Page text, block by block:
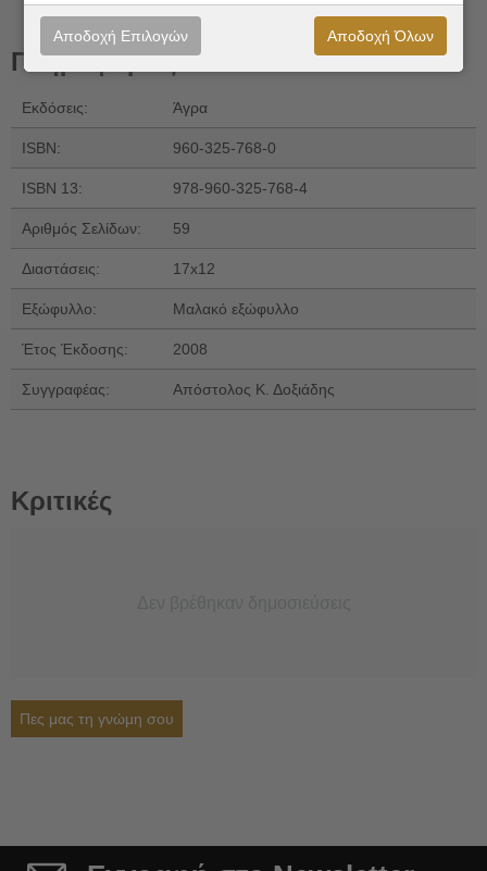
Πληροφορίες
Εκδόσεις: Άγρα
ISBN: 960-325-768-0
ISBN 13: 978-960-325-768-4
Αριθμός Σελίδων: 59
Διαστάσεις: 17x12
Εξώφυλλο: Μαλακό εξώφυλλο
Έτος Έκδοσης: 2008
Συγγραφέας: Απόστολος Κ. Δοξιάδης
Κριτικές
Πες μας τη γνώμη σου
Αποδοχή Επιλογών Αποδοχή Όλων